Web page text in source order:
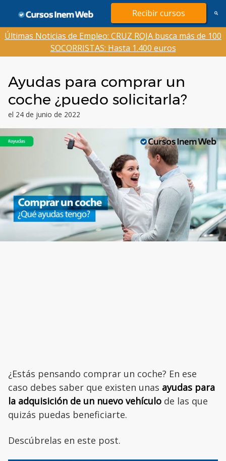
contenido
Recibir cursos
Últimas Noticias de Empleo: CRUZ ROJA busca más de 100
SOCORRISTAS: Hasta 1.400 euros
Ayudas para comprar un
coche ¿puedo solicitarla?
el 24 de junio de 2022
¿Estás pensando comprar un coche? En ese
caso debes saber que existen unas ayudas para
la adquisición de un nuevo vehículo de las que
quizás puedas beneficiarte.
Descúbrelas en este post.